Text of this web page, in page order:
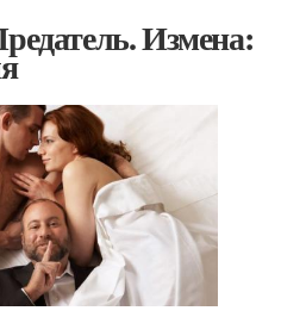
Измена: